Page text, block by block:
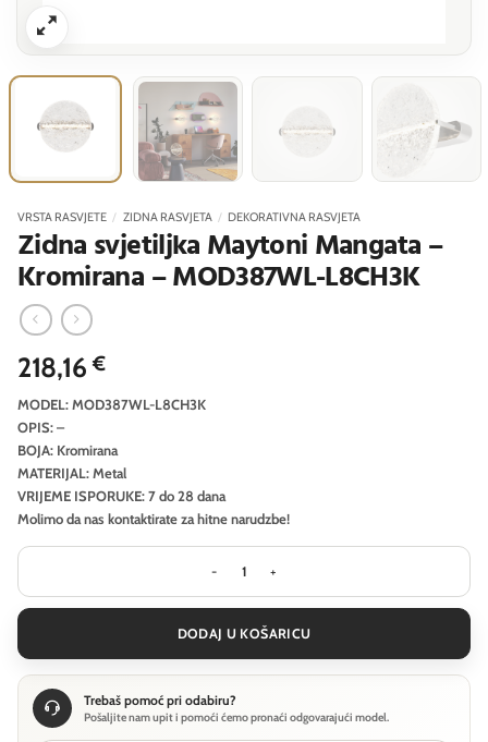
VRSTA RASVJETE / ZIDNA RASVJETA / DEKORATIVNA RASVJETA
Zidna svjetiljka Maytoni Mangata –
Kromirana – MOD387WL-L8CH3K
218,16€
MODEL: MOD387WL-L8CH3K
OPIS: –
BOJA: Kromirana
MATERIJAL: Metal
VRIJEME ISPORUKE: 7 do 28 dana
Molimo da nas kontaktirate za hitne narudzbe!
Zidna svjetiljka Maytoni Mangata -
DODAJ U KOŠARICU
Trebaš pomoć pri odabiru?
Pošaljite nam upit i pomoći ćemo pronaći odgovarajući model.